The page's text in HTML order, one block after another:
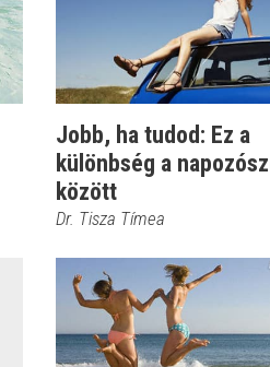
Jobb, ha tudod: Ez a
különbség a
között
Dr. Tisza Tímea